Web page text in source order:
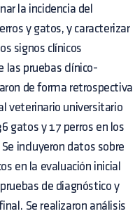
la incidencia del
y gatos, y caracterizar
signos clínicos
las pruebas clínico-
de forma retrospectiva
veterinario universitario
gatos y 17 perros en los
incluyeron datos sobre
en la evaluación inicial
de diagnóstico y
Se realizaron análisis